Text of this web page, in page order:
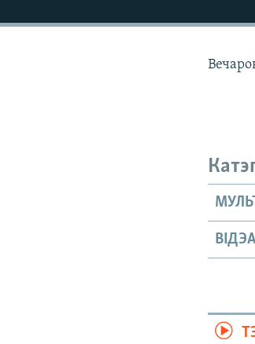
КАЛЯНДАР
НА ХВАЛЯХ СВАБОДЫ
ВІДЭА